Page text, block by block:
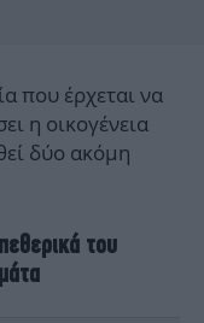
που έρχεται να
η οικογένεια
δύο ακόμη
του